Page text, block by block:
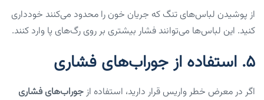
از پوشیدن لباس‌های تنگ که جریان خون را محدود می‌کنند خودداری
کنید. این لباس‌ها می‌توانند فشار بیشتری بر روی رگ‌های پا وارد کنند.
5. استفاده از جوراب‌های فشاری
اگر در معرض خطر واریس قرار دارید، استفاده از جوراب‌های فشاری